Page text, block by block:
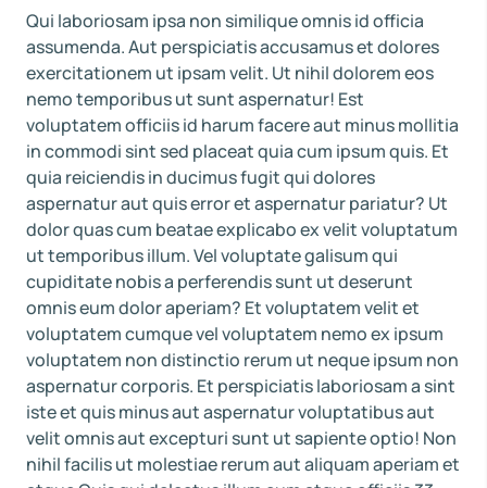
Qui laboriosam ipsa non similique omnis id officia
assumenda. Aut perspiciatis accusamus et dolores
exercitationem ut ipsam velit. Ut nihil dolorem eos
nemo temporibus ut sunt aspernatur! Est
voluptatem officiis id harum facere aut minus mollitia
in commodi sint sed placeat quia cum ipsum quis. Et
quia reiciendis in ducimus fugit qui dolores
aspernatur aut quis error et aspernatur pariatur? Ut
dolor quas cum beatae explicabo ex velit voluptatum
ut temporibus illum. Vel voluptate galisum qui
cupiditate nobis a perferendis sunt ut deserunt
omnis eum dolor aperiam? Et voluptatem velit et
voluptatem cumque vel voluptatem nemo ex ipsum
voluptatem non distinctio rerum ut neque ipsum non
aspernatur corporis. Et perspiciatis laboriosam a sint
iste et quis minus aut aspernatur voluptatibus aut
velit omnis aut excepturi sunt ut sapiente optio! Non
nihil facilis ut molestiae rerum aut aliquam aperiam et